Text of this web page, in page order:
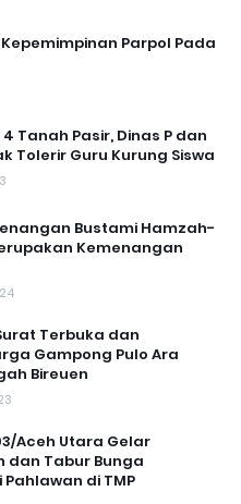
Parpol Pada
Tanah Pasir, Dinas P dan
Tolerir Guru Kurung Siswa
Bustami Hamzah-
Kemenangan
Terbuka dan
Gampong Pulo Ara
Bireuen
Aceh Utara Gelar
dan Tabur Bunga
di TMP